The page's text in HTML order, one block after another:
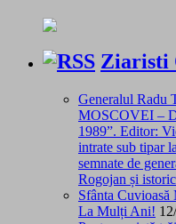
Ziaristi
Generalul Radu
MOSCOVEI –
1989”. Editor:
intrate sub tipar
semnate de
Rogojan și
Sfânta Cuvioasă
La Mulți Ani!